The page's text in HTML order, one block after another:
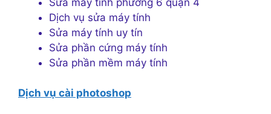
Dịch vụ sửa máy tính
Sửa máy tính uy tín
Sửa phần cứng máy tính
Sửa phần mềm máy tính
Dịch vụ cài photoshop